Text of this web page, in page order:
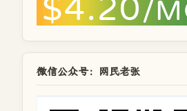
微信公众号：网民老张